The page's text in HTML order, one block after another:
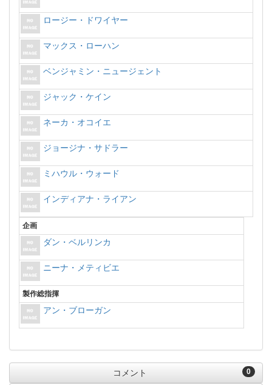
ロージー・ドワイヤー
マックス・ローハン
ベンジャミン・ニュージェント
ジャック・ケイン
ネーカ・オコイエ
ジョージナ・サドラー
ミハウル・ウォード
インディアナ・ライアン
企画
ダン・ベルリンカ
ニーナ・メティビエ
製作総指揮
アン・ブローガン
0
コメント